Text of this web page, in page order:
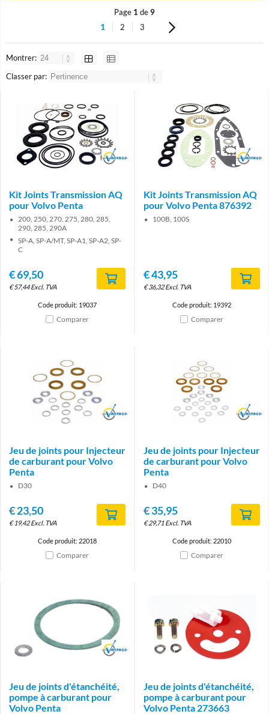
Page 1 de9
1 2 3
Montrer:
Classer par:
Brand
Kit Joints Transmission AQ
pour Volvo Penta
200, 250, 270, 275, 280, 285,
290, 285, 290A
SP-A, SP-A/MT, SP-A1, SP-A2, SP-
C
€69,50
€57,44 Excl. TVA
Code produit: 19037
Comparer
Brand
Kit Joints Transmission AQ
pour Volvo Penta 876392
100B, 100S
€43,95
€36,32 Excl. TVA
Code produit: 19392
Comparer
Brand
Jeu de joints pour Injecteur
de carburant pour Volvo
Penta
D30
€23,50
€19,42 Excl. TVA
Code produit: 22018
Comparer
Brand
Jeu de joints pour Injecteur
de carburant pour Volvo
Penta
D40
€35,95
€29,71 Excl. TVA
Code produit: 22010
Comparer
Brand
Jeu de joints d'étanchéité,
pompe à carburant pour
Volvo Penta
Jeu de joints d'étanchéité,
pompe à carburant pour
Volvo Penta 273663